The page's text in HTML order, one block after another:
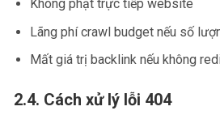
Không phạt trực tiếp website
Lãng phí crawl budget nếu số
Mất giá trị backlink nếu không
2.4. Cách xử lý lỗi 404